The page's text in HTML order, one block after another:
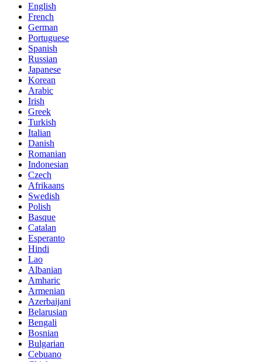
English
French
German
Portuguese
Spanish
Russian
Japanese
Korean
Arabic
Irish
Greek
Turkish
Italian
Danish
Romanian
Indonesian
Czech
Afrikaans
Swedish
Polish
Basque
Catalan
Esperanto
Hindi
Lao
Albanian
Amharic
Armenian
Azerbaijani
Belarusian
Bengali
Bosnian
Bulgarian
Cebuano